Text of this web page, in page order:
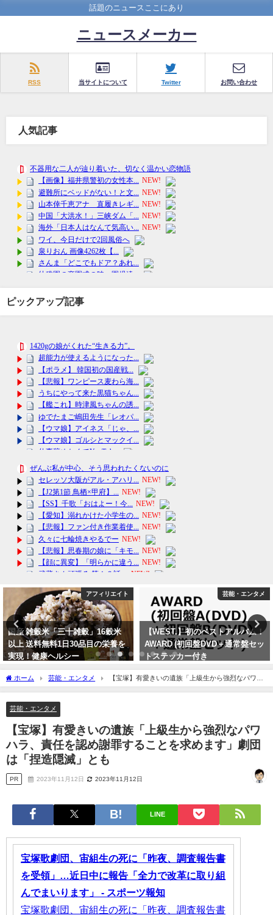
話題のニュースここにあり
ニュースメーカー
RSS 当サイトについて Twitter お問い合わせ
人気記事
ピックアップ記事
アフィリエイト
国産 雑穀米「三十雑穀」16穀米
以上 送料無料1日30品目の栄養を
実現！健康ヘルシー
芸能・エンタメ
【WEST.】初のベストアルバム！
AWARD (初回盤DVD＋通常盤セッ
トステッカー付き
ホーム 芸能・エンタメ
【宝塚】有愛きいの遺族「上級生から強烈なパワハ
ラ、責任を認め謝罪することを求めます」劇団は「捏造隠滅」とも
芸能・エンタメ
【宝塚】有愛きいの遺族「上級生から強烈なパワ
ハラ、責任を認め謝罪することを求めます」劇団
は「捏造隠滅」とも
PR 2023年11月12日 2023年11月12日
LINE
宝塚歌劇団、宙組生の死に「昨夜、調査報告書
を受領」…近日中に報告「全力で改革に取り組
んでまいります」 - スポーツ報知
宝塚歌劇団、宙組生の死に「昨夜、調査報告書